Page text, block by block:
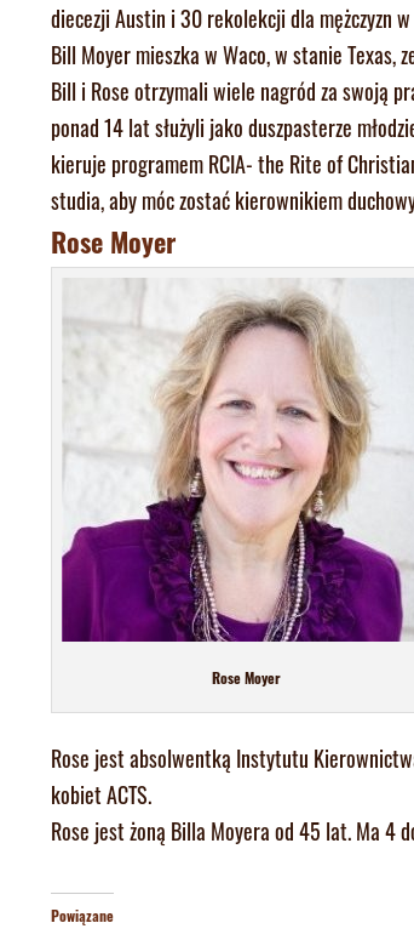
diecezji Austin i 30 rekolekcji dla mężczyzn
Bill Moyer mieszka w Waco, w stanie Texas,
Bill i Rose otrzymali wiele nagród za swoją
ponad 14 lat służyli jako duszpasterze
kieruje programem RCIA- the Rite of
studia, aby móc zostać kierownikiem
Rose Moyer
Rose Moyer
Rose jest absolwentką Instytutu
kobiet ACTS.
Rose jest żoną Billa Moyera od 45 lat. Ma 4
Powiązane